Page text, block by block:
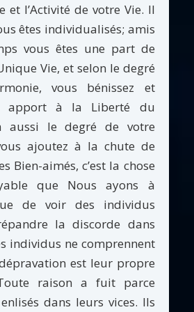
et l’Activité de votre Vie. Il
êtes individualisés; amis
vous êtes une part de
Vie, et selon le degré
vous bénissez et
apport à la Liberté du
aussi le degré de votre
ajoutez à la chute de
Bien-aimés, c’est la chose
que Nous ayons à
de voir des individus
la discorde dans
individus ne comprennent
est leur propre
raison a fuit parce
dans leurs vices. Ils